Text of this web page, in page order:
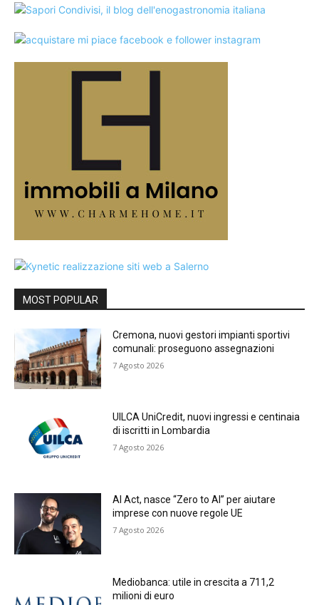
MOST POPULAR
Cremona, nuovi gestori impianti sportivi
comunali: proseguono assegnazioni
7 Agosto 2026
UILCA UniCredit, nuovi ingressi e centinaia
di iscritti in Lombardia
7 Agosto 2026
AI Act, nasce “Zero to AI” per aiutare
imprese con nuove regole UE
7 Agosto 2026
Mediobanca: utile in crescita a 711,2
milioni di euro